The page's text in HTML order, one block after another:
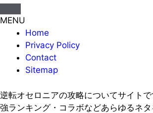
MENU
Home
Privacy Policy
Contact
Sitemap
逆転オセロニアの攻略についてサイト
強ランキング・コラボなどあらゆるネタ